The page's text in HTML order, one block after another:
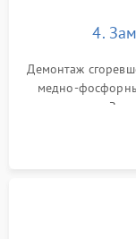
4.
Демонтаж
медно-
осушителя.
сломанных